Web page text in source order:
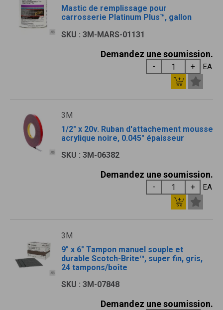
Mastic de remplissage pour
carrosserie Platinum Plus™, gallon
SKU : 3M-MARS-01131
Demandez une soumission.
EA
3M
1/2" x 20v. Ruban d'attachement mousse
acrylique noire, 0.045" épaisseur
SKU : 3M-06382
Demandez une soumission.
EA
3M
9" x 6" Tampon manuel souple et
durable Scotch-Brite™, super fin, gris,
24 tampons/boîte
SKU : 3M-07848
Demandez une soumission.